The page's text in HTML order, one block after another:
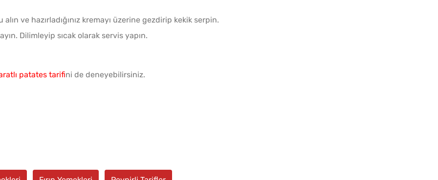
alın ve hazırladığınız kremayı üzerine gezdirip kekik serpin.
Dilimleyip sıcak olarak servis yapın.
patates tarifini de deneyebilirsiniz.